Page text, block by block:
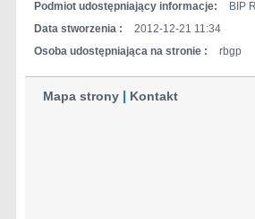
Podmiot udostępniający informacje:
BIP
Data stworzenia :
2012-12-21 11:34
Osoba udostępniająca na stronie :
rbgp
Mapa strony Kontakt